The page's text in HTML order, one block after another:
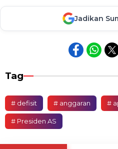
Jadikan
Tag
# defisit # anggaran #
# Presiden AS